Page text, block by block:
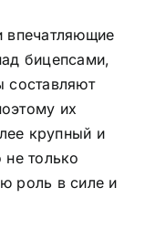
впечатляющие
бицепсами,
составляют
их
крупный и
только
роль в силе и